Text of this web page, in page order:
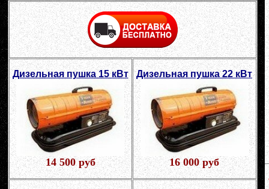
Дизельная пушка 15 кВт
14 500 руб
Дизельная пушка 22 кВт
16 000 руб